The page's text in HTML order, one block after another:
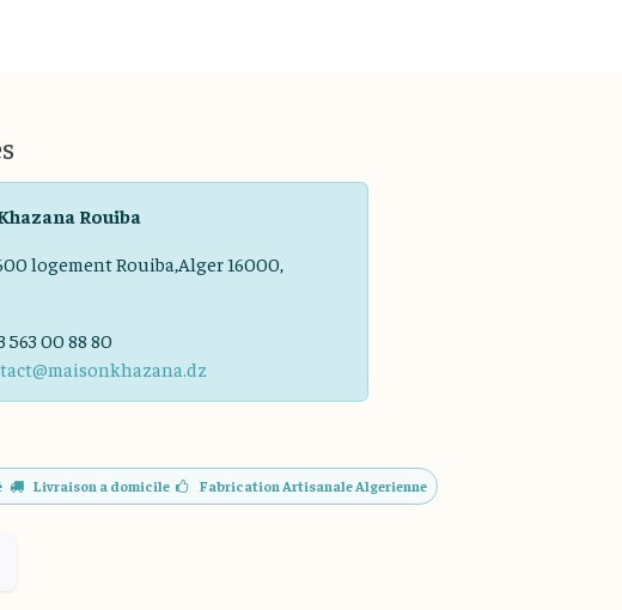
Rouiba
logement Rouiba,Alger 16000,
563 00 88 80
Livraison a domicile Fabrication Artisanale Algerienne